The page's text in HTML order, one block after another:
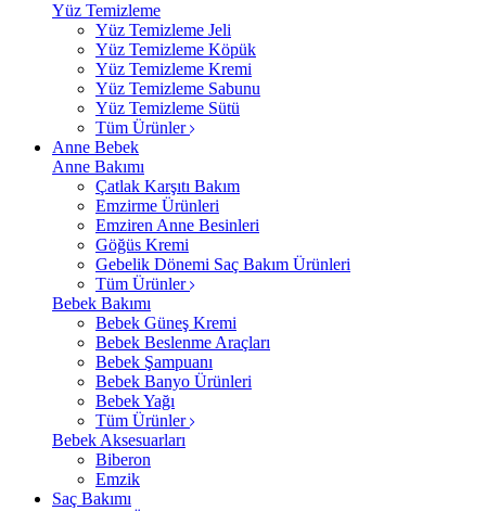
Yüz Temizleme
Yüz Temizleme Jeli
Yüz Temizleme Köpük
Yüz Temizleme Kremi
Yüz Temizleme Sabunu
Yüz Temizleme Sütü
Tüm Ürünler
Anne Bebek
Anne Bakımı
Çatlak Karşıtı Bakım
Emzirme Ürünleri
Emziren Anne Besinleri
Göğüs Kremi
Gebelik Dönemi Saç Bakım Ürünleri
Tüm Ürünler
Bebek Bakımı
Bebek Güneş Kremi
Bebek Beslenme Araçları
Bebek Şampuanı
Bebek Banyo Ürünleri
Bebek Yağı
Tüm Ürünler
Bebek Aksesuarları
Biberon
Emzik
Saç Bakımı